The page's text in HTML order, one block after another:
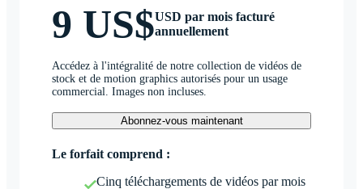
9 US$USD par mois facturé
annuellement
Accédez à l'intégralité de notre collection de vidéos de
stock et de motion graphics autorisés pour un usage
commercial. Images non incluses.
Abonnez-vous maintenant
Le forfait comprend :
Cinq téléchargements de vidéos par mois